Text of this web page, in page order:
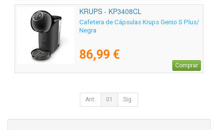
KRUPS - KP3408CL
Cafetera de Cápsulas Krups Genio S Plus/
Negra
86,99 €
Comprar
Ant. 01 Sig.